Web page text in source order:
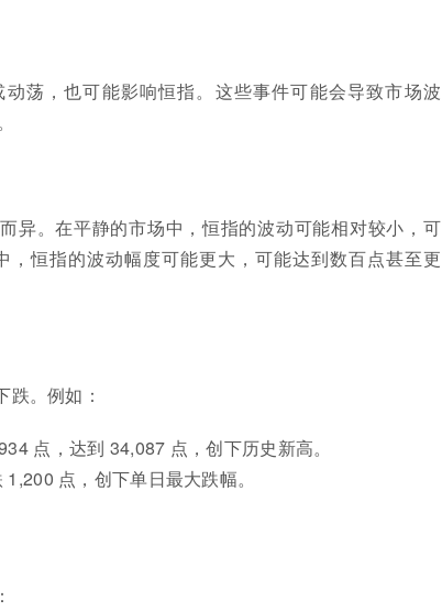
荡，也可能影响恒指。这些事件可能会导致市场波
异。在平静的市场中，恒指的波动可能相对较小，可
，恒指的波动幅度可能更大，可能达到数百点甚至更
。例如：
点，达到 34,087 点，创下历史新高。
点，创下单日最大跌幅。